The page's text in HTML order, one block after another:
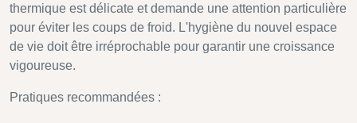
thermique est délicate et demande une attention particulière
pour éviter les coups de froid. L'hygiène du nouvel espace
de vie doit être irréprochable pour garantir une croissance
vigoureuse.
Pratiques recommandées :